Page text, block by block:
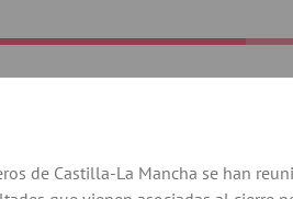
de Castilla-La Mancha se han